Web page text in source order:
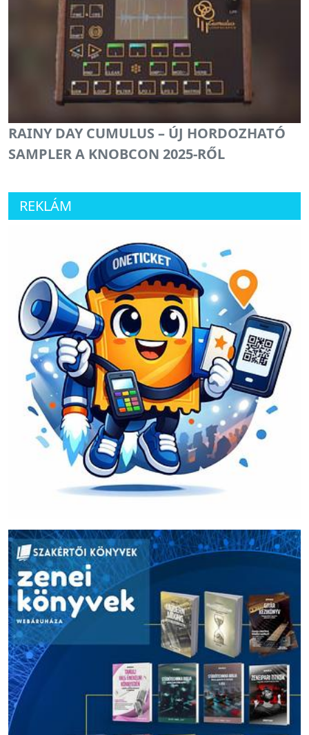
RAINY DAY CUMULUS – ÚJ HORDOZHATÓ
SAMPLER A KNOBCON 2025-RŐL
REKLÁM